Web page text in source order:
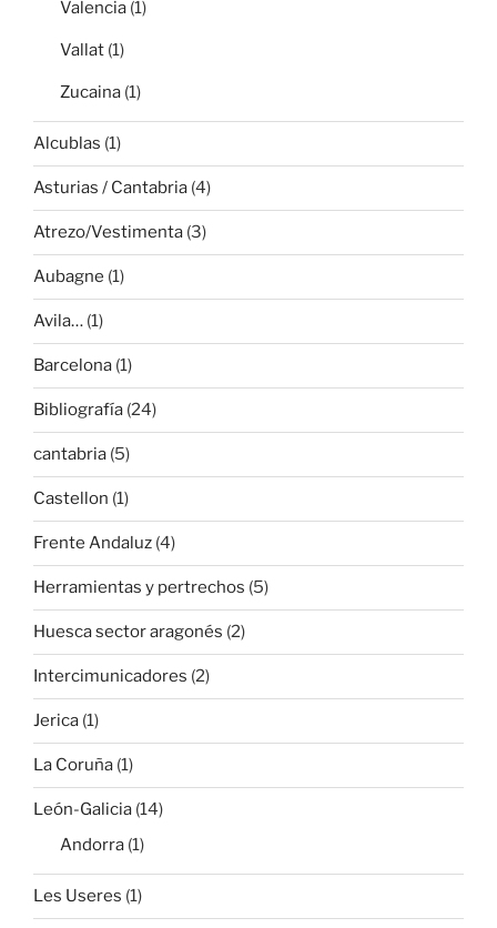
Valencia (1)
Vallat (1)
Zucaina (1)
Alcublas (1)
Asturias / Cantabria (4)
Atrezo/Vestimenta (3)
Aubagne (1)
Avila… (1)
Barcelona (1)
Bibliografía (24)
cantabria (5)
Castellon (1)
Frente Andaluz (4)
Herramientas y pertrechos (5)
Huesca sector aragonés (2)
Intercimunicadores (2)
Jerica (1)
La Coruña (1)
León-Galicia (14)
Andorra (1)
Les Useres (1)